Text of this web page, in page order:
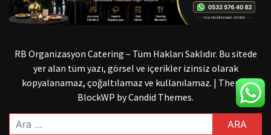
RB Organizasyon Catering – Tüm Hakları Saklıdır. Bu sitede
yer alan tüm yazı, görsel ve içerikler izinsiz olarak
kopyalanamaz, çoğaltılamaz ve kullanılamaz. | Theme:
BlockWP byCandid Themes.
Arama: